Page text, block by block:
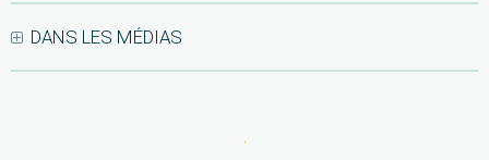
DANS LES MÉDIAS